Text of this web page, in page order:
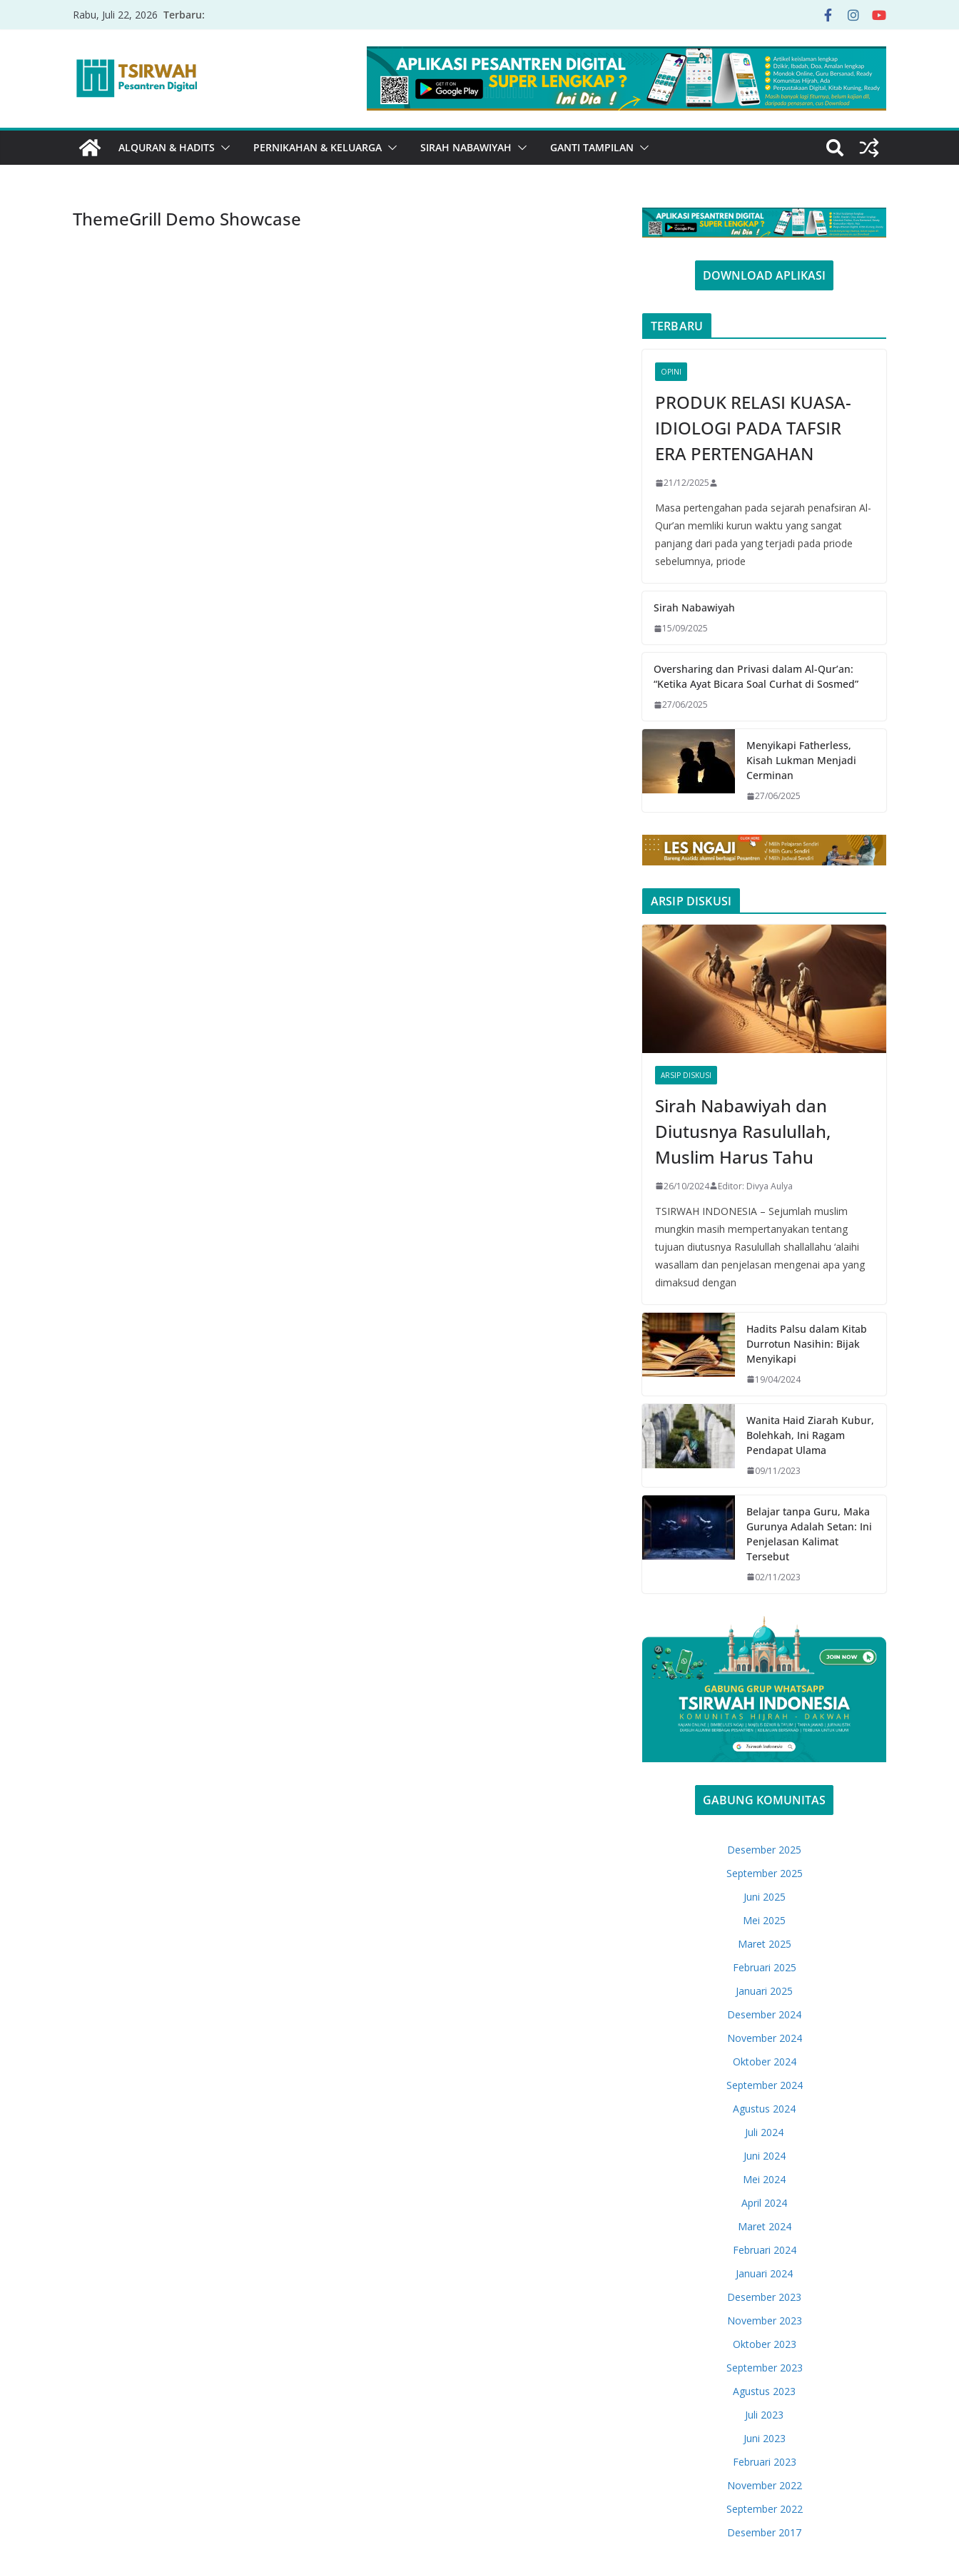
Rabu, Juli 22, 2026 Terbaru:
ALQURAN & HADITS PERNIKAHAN & KELUARGA SIRAH NABAWIYAH GANTI TAMPILAN
ThemeGrill Demo Showcase
DOWNLOAD APLIKASI
TERBARU
OPINI
PRODUK RELASI KUASA-
IDIOLOGI PADA TAFSIR
ERA PERTENGAHAN
21/12/2025
Masa pertengahan pada sejarah penafsiran Al-
Qur’an memliki kurun waktu yang sangat
panjang dari pada yang terjadi pada priode
sebelumnya, priode
Sirah Nabawiyah
15/09/2025
Oversharing dan Privasi dalam Al-Qur’an:
“Ketika Ayat Bicara Soal Curhat di Sosmed”
27/06/2025
Menyikapi Fatherless,
Kisah Lukman Menjadi
Cerminan
27/06/2025
ARSIP DISKUSI
ARSIP DISKUSI
Sirah Nabawiyah dan
Diutusnya Rasulullah,
Muslim Harus Tahu
26/10/2024 Editor: Divya Aulya
TSIRWAH INDONESIA – Sejumlah muslim
mungkin masih mempertanyakan tentang
tujuan diutusnya Rasulullah shallallahu ‘alaihi
wasallam dan penjelasan mengenai apa yang
dimaksud dengan
Hadits Palsu dalam Kitab
Durrotun Nasihin: Bijak
Menyikapi
19/04/2024
Wanita Haid Ziarah Kubur,
Bolehkah, Ini Ragam
Pendapat Ulama
09/11/2023
Belajar tanpa Guru, Maka
Gurunya Adalah Setan: Ini
Penjelasan Kalimat
Tersebut
02/11/2023
GABUNG KOMUNITAS
Desember 2025
September 2025
Juni 2025
Mei 2025
Maret 2025
Februari 2025
Januari 2025
Desember 2024
November 2024
Oktober 2024
September 2024
Agustus 2024
Juli 2024
Juni 2024
Mei 2024
April 2024
Maret 2024
Februari 2024
Januari 2024
Desember 2023
November 2023
Oktober 2023
September 2023
Agustus 2023
Juli 2023
Juni 2023
Februari 2023
November 2022
September 2022
Desember 2017